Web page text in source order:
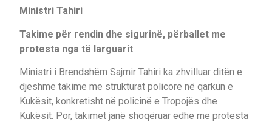
Ministri Tahiri
Takime për rendin dhe sigurinë, përballet me
protesta nga të larguarit
Ministri i Brendshëm Sajmir Tahiri ka zhvilluar ditën e
djeshme takime me strukturat policore në qarkun e
Kukësit, konkretisht në policinë e Tropojës dhe
Kukësit. Por, takimet janë shoqëruar edhe me protesta